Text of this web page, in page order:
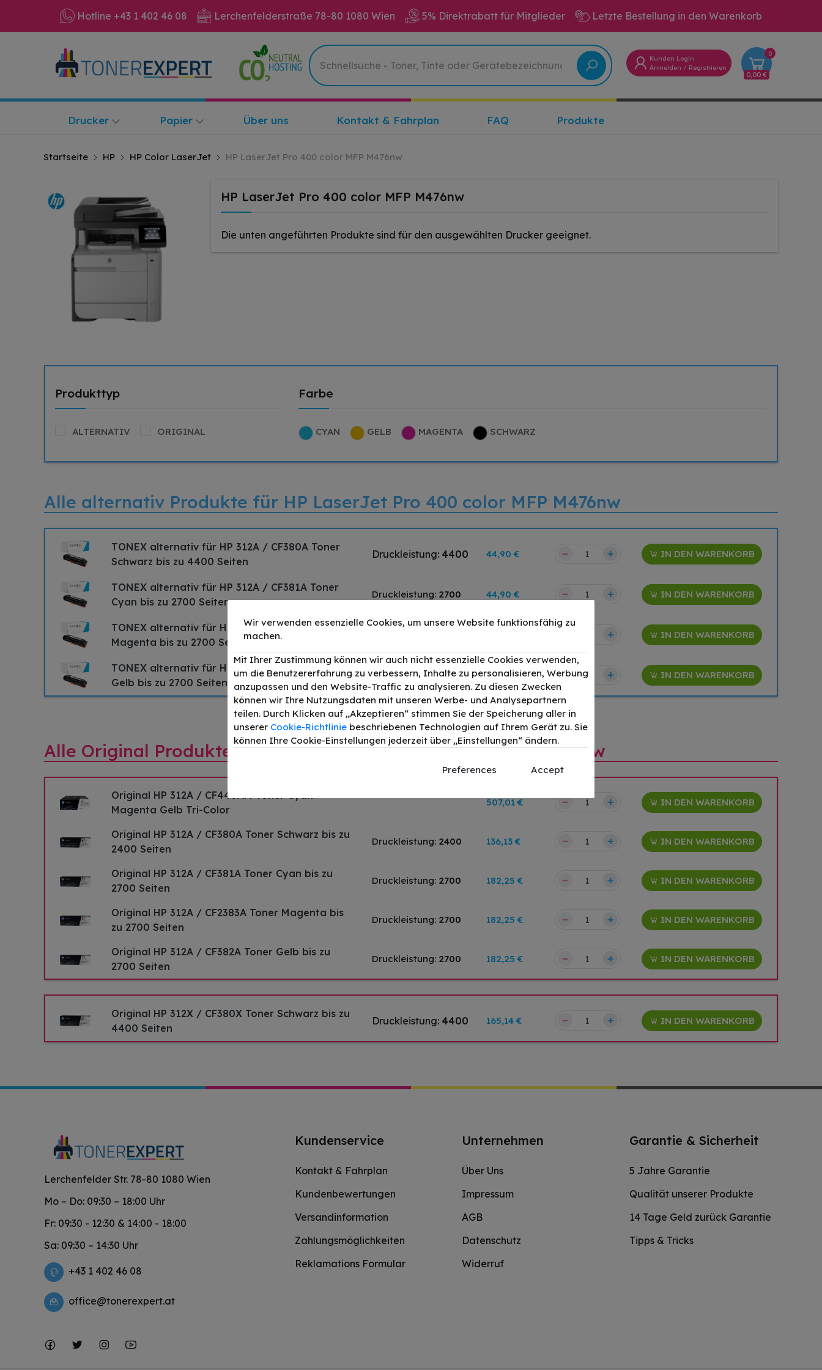
Hotline +43 1 402 46 08 Lerchenfelderstraße 78-80 1080 Wien 5% Direktrabatt für Mitglieder Letzte Bestellung in den Warenkorb
Kunden Login
Anmelden / Registrieren
0
0,00 €
Drucker Papier Über uns Kontakt & Fahrplan FAQ Produkte
Startseite HP HP Color LaserJet HP LaserJet Pro 400 color MFP M476nw
HP LaserJet Pro 400 color MFP M476nw
Die unten angeführten Produkte sind für den ausgewählten Drucker geeignet.
Produkttyp
ALTERNATIV ORIGINAL
Farbe
CYAN GELB MAGENTA SCHWARZ
Alle alternativ Produkte für HP LaserJet Pro 400 color MFP M476nw
TONEX alternativ für HP 312A / CF380A Toner
Schwarz bis zu 4400 Seiten
Druckleistung: 4400 44,90 € – + IN DEN WARENKORB
TONEX alternativ für HP 312A / CF381A Toner
Cyan bis zu 2700 Seiten
Druckleistung: 2700 44,90 € – + IN DEN WARENKORB
TONEX alternativ für HP 312A / CF383A Toner
Magenta bis zu 2700 Seiten
+ IN DEN WARENKORB
TONEX alternativ für HP 312A / CF382A Toner
Gelb bis zu 2700 Seiten
Druckleistung:2700 44,90 € – + IN DEN WARENKORB
Alle Original Produkte für HP LaserJet Pro 400 color MFP M476nw
Original HP 312A / CF440AM Toner Cyan
Magenta Gelb Tri-Color
507,01 € – + IN DEN WARENKORB
Original HP 312A / CF380A Toner Schwarz bis zu
2400 Seiten
Druckleistung: 2400 136,13 € – + IN DEN WARENKORB
Original HP 312A / CF381A Toner Cyan bis zu
2700 Seiten
Druckleistung: 2700 182,25 € – + IN DEN WARENKORB
Original HP 312A / CF2383A Toner Magenta bis
zu 2700 Seiten
Druckleistung: 2700 182,25 € – + IN DEN WARENKORB
Original HP 312A / CF382A Toner Gelb bis zu
2700 Seiten
Druckleistung: 2700 182,25 € – + IN DEN WARENKORB
Original HP 312X / CF380X Toner Schwarz bis zu
4400 Seiten
Druckleistung: 4400 165,14 € – + IN DEN WARENKORB
Lerchenfelder Str. 78-80 1080 Wien
Mo – Do: 09:30 – 18:00 Uhr
Fr: 09:30 - 12:30 & 14:00 - 18:00
Sa: 09:30 – 14:30 Uhr
+43 1 402 46 08
office@tonerexpert.at
Kundenservice
Kontakt & Fahrplan
Kundenbewertungen
Versandinformation
Zahlungsmöglichkeiten
Reklamations Formular
Unternehmen
Über Uns
Impressum
AGB
Datenschutz
Widerruf
Garantie & Sicherheit
5 Jahre Garantie
Qualität unserer Produkte
14 Tage Geld zurück Garantie
Tipps & Tricks
Wir verwenden essenzielle Cookies, um unsere Website funktionsfähig zu
machen.
Mit Ihrer Zustimmung können wir auch nicht essenzielle Cookies verwenden,
um die Benutzererfahrung zu verbessern, Inhalte zu personalisieren, Werbung
anzupassen und den Website-Traffic zu analysieren. Zu diesen Zwecken
können wir Ihre Nutzungsdaten mit unseren Werbe- und Analysepartnern
teilen. Durch Klicken auf „Akzeptieren“ stimmen Sie der Speicherung aller in
unserer Cookie-Richtlinie beschriebenen Technologien auf Ihrem Gerät zu. Sie
können Ihre Cookie-Einstellungen jederzeit über „Einstellungen“ ändern.
Preferences Accept